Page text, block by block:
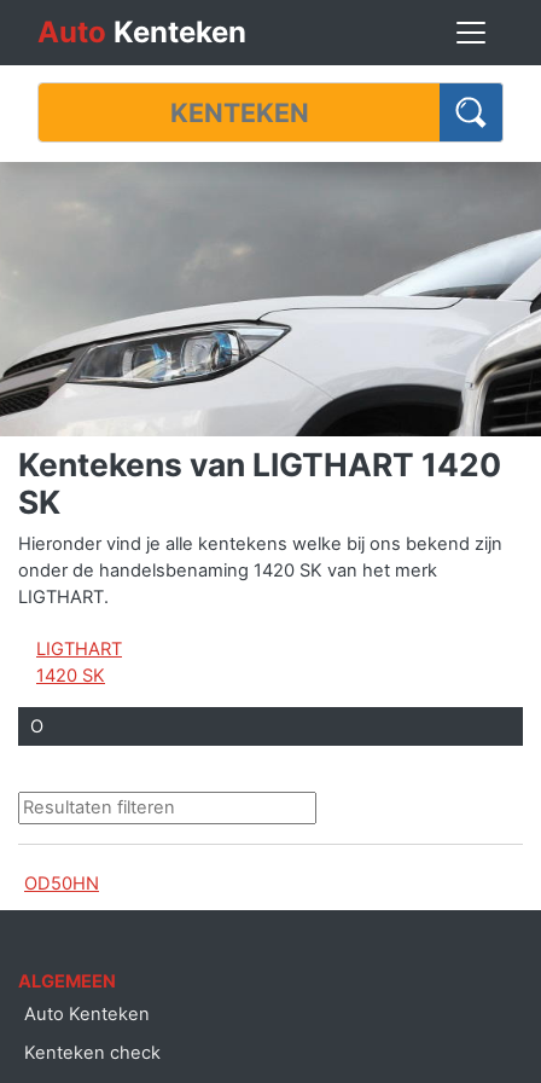
Auto Kenteken
Kentekens van LIGTHART 1420
SK
Hieronder vind je alle kentekens welke bij ons bekend zijn
onder de handelsbenaming 1420 SK van het merk
LIGTHART.
LIGTHART
1420 SK
O
OD50HN
ALGEMEEN
Auto Kenteken
Kenteken check